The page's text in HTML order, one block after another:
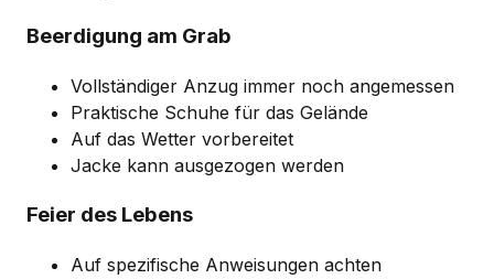
Beerdigung am Grab
Vollständiger Anzug immer noch angemessen
Praktische Schuhe für das Gelände
Auf das Wetter vorbereitet
Jacke kann ausgezogen werden
Feier des Lebens
Auf spezifische Anweisungen achten